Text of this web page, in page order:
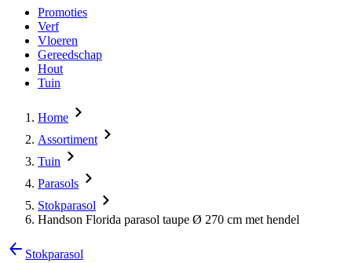
Promoties
Verf
Vloeren
Gereedschap
Hout
Tuin
Home
Assortiment
Tuin
Parasols
Stokparasol
Handson Florida parasol taupe Ø 270 cm met hendel
Stokparasol